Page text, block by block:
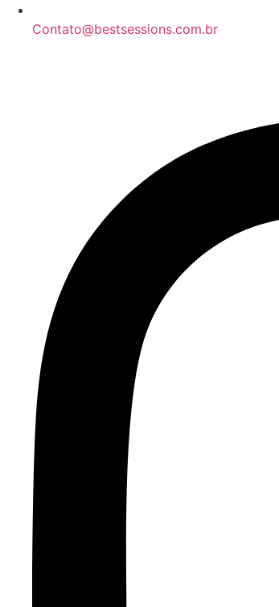
Contato@bestsessions.com.br